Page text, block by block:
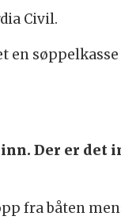
Civil.
en
Der er det
fra båten